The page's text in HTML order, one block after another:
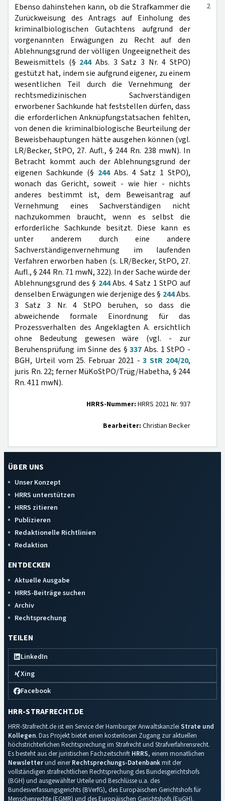
2
Ebenso dahinstehen kann, ob die Strafkammer die
Zurückweisung des Antrags auf Einholung des
kriminalbiologischen Gutachtens aufgrund der
vorgenannten Erwägungen zu Recht auf den
Ablehnungsgrund der völligen Ungeeignetheit des
Beweismittels (§ 244Abs. 3 Satz 3 Nr. 4 StPO)
gestützt hat, indem sie aufgrund eigener, zu einem
wesentlichen Teil durch die Vernehmung der
rechtsmedizinischen Sachverständigen
erworbener Sachkunde hat feststellen dürfen, dass
die erforderlichen Anknüpfungstatsachen fehlten,
von denen die kriminalbiologische Beurteilung der
Beweisbehauptungen hätte ausgehen können (vgl.
LR/Becker, StPO, 27. Aufl., § 244 Rn. 238 mwN). In
Betracht kommt auch der Ablehnungsgrund der
eigenen Sachkunde (§ 244Abs. 4 Satz 1 StPO),
wonach das Gericht, soweit - wie hier - nichts
anderes bestimmt ist, dem Beweisantrag auf
Vernehmung eines Sachverständigen nicht
nachzukommen braucht, wenn es selbst die
erforderliche Sachkunde besitzt. Diese kann es
unter anderem durch eine andere
Sachverständigenvernehmung im laufenden
Verfahren erworben haben (s. LR/Becker, StPO, 27.
Aufl., § 244 Rn. 71 mwN, 322). In der Sache würde der
Ablehnungsgrund des § 244Abs. 4 Satz 1 StPO auf
denselben Erwägungen wie derjenige des § 244Abs.
3 Satz 3 Nr. 4 StPO beruhen, so dass die
abweichende formale Einordnung für das
Prozessverhalten des Angeklagten A. ersichtlich
ohne Bedeutung gewesen wäre (vgl. - zur
Beruhensprüfung im Sinne des §337 Abs. 1 StPO -
BGH, Urteil vom 25. Februar 2021 -3 StR 204/20,
juris Rn. 22; ferner MüKoStPO/Trüg/Habetha, § 244
Rn. 411 mwN).
HRRS-Nummer: HRRS 2021 Nr. 937
Bearbeiter: Christian Becker
ÜBER UNS
Unser Konzept
HRRS unterstützen
HRRS zitieren
Publizieren
Redaktionelle Richtlinien
Redaktion
ENTDECKEN
Aktuelle Ausgabe
HRRS-Beiträge suchen
Archiv
Rechtsprechung
TEILEN
LinkedIn
Xing
Facebook
HRR-STRAFRECHT.DE
HRR-Strafrecht.de ist ein Service der Hamburger Anwaltskanzlei Strate und
Kollegen. Das Projekt bietet einen kostenlosen Zugang zur aktuellen
höchstrichterlichen Rechtsprechung im Strafrecht und Strafverfahrensrecht.
Es besteht aus der juristischen Fachzeitschrift HRRS, einem monatlichen
Newsletterund einerRechtsprechungs-Datenbankmit der
vollständigen strafrechtlichen Rechtsprechung des Bundesgerichtshofs
(BGH) und ausgewählter Urteile und Beschlüsse u.a. des
Bundesverfassungsgerichts (BVerfG), des Europäischen Gerichtshofs für
Menschenrechte (EGMR) und des Europäischen Gerichtshofs (EuGH).